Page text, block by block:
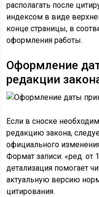
располагать после
индексом в виде
конце страницы, в
оформления работы.
Оформление
редакции
Если в сноске
редакцию закона,
официального
Формат записи: «ред. от
детализация помогает
актуальную версию
цитирования.